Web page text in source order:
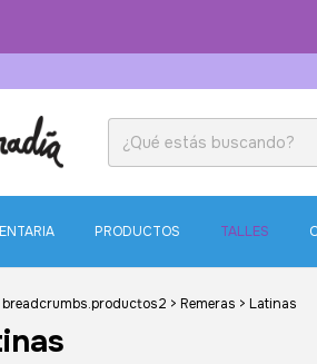
PRODUCTOS TALLES
breadcrumbs.productos2 > Remeras > Latinas